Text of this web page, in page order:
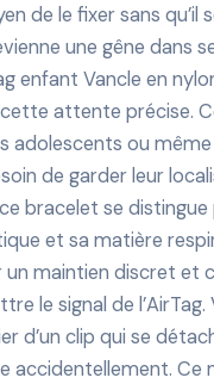
de le fixer sans qu’il
une gêne dans
enfant Vancle en
attente précise.
adolescents ou
de garder leur
bracelet se distingue
et sa matière
un maintien discret et
le signal de l’AirTag.
d’un clip qui se
accidentellement. Ce